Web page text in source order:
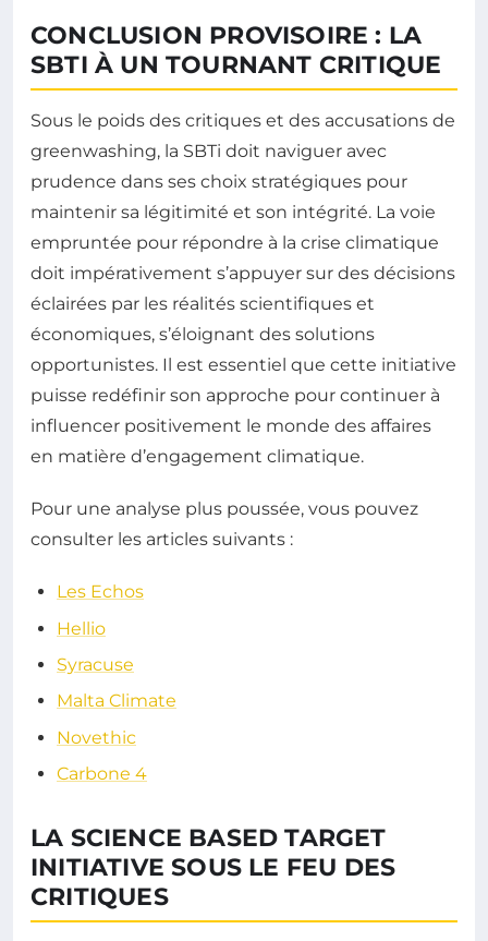
CONCLUSION PROVISOIRE : LA
SBTI À UN TOURNANT CRITIQUE
Sous le poids des critiques et des accusations de
greenwashing, la SBTi doit naviguer avec
prudence dans ses choix stratégiques pour
maintenir sa légitimité et son intégrité. La voie
empruntée pour répondre à la crise climatique
doit impérativement s’appuyer sur des décisions
éclairées par les réalités scientifiques et
économiques, s’éloignant des solutions
opportunistes. Il est essentiel que cette initiative
puisse redéfinir son approche pour continuer à
influencer positivement le monde des affaires
en matière d’engagement climatique.
Pour une analyse plus poussée, vous pouvez
consulter les articles suivants :
Les Echos
Hellio
Syracuse
Malta Climate
Novethic
Carbone 4
LA SCIENCE BASED TARGET
INITIATIVE SOUS LE FEU DES
CRITIQUES